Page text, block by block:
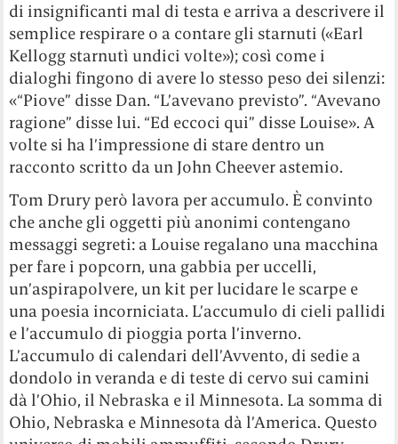
di insignificanti mal di testa e arriva a descrivere il
semplice respirare o a contare gli starnuti («Earl
Kellogg starnutì undici volte»); così come i
dialoghi fingono di avere lo stesso peso dei silenzi:
«“Piove” disse Dan. “L’avevano previsto”. “Avevano
ragione” disse lui. “Ed eccoci qui” disse Louise». A
volte si ha l’impressione di stare dentro un
racconto scritto da un John Cheever astemio.
Tom Drury però lavora per accumulo. È convinto
che anche gli oggetti più anonimi contengano
messaggi segreti: a Louise regalano una macchina
per fare i popcorn, una gabbia per uccelli,
un’aspirapolvere, un kit per lucidare le scarpe e
una poesia incorniciata. L’accumulo di cieli pallidi
e l’accumulo di pioggia porta l’inverno.
L’accumulo di calendari dell’Avvento, di sedie a
dondolo in veranda e di teste di cervo sui camini
dà l’Ohio, il Nebraska e il Minnesota. La somma di
Ohio, Nebraska e Minnesota dà l’America. Questo